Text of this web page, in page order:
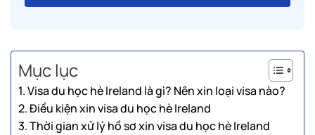
Mục lục
1. Visa du học hè Ireland là gì? Nên xin loại visa nào?
2. Điều kiện xin visa du học hè Ireland
3. Thời gian xử lý hồ sơ xin visa du học hè Ireland